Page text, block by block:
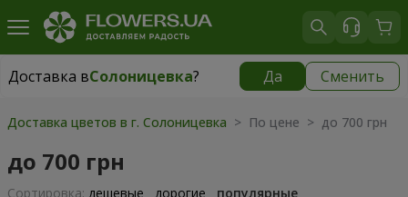
Доставка вСолоницевка? Да Сменить
Доставка вСолоницевка| бесплатно
Доставка цветов в г. Солоницевка > По цене > до 700 грн
до 700 грн
Cортировка: дешевые дорогие популярные